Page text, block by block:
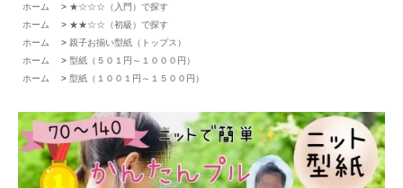
ホーム
> ★☆☆☆（入門）で探す
ホーム
> ★★☆☆（初級）で探す
ホーム
> 親子お揃い型紙（トップス）
ホーム
> 型紙（５０１円～１０００円）
ホーム
> 型紙（１００１円～１５００円）